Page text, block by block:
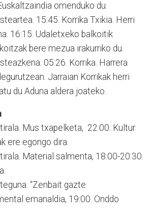
omenduko du.
15:45. Korrika Txikia. Herri
16:15. Udaletxeko balkoitik
bere mezua irakurriko du.
05:26. Korrika. Harrera
Jarraian Korrikak herri
du Aduna aldera joateko.
Mus txapelketa, 22:00. Kultur
ere egongo dira.
Material salmenta, 18:00-20:30.
“Zenbait gazte
emanaldia, 19:00. Onddo